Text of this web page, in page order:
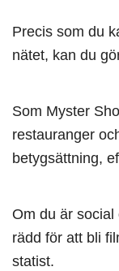
Precis som du
nätet, kan du
Som Myster
restauranger
betygsättning,
Om du är
rädd för att bli
statist.